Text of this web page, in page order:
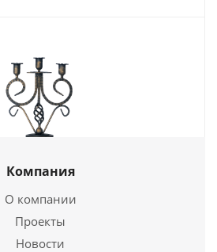
Подсвечник № 3
2 500
Компания
О компании
Проекты
Новости